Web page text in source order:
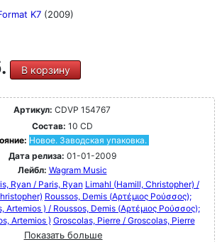
K7 (2009)
В корзину
Артикул: CDVP 154767
Состав: 10 CD
Новое. Заводская упаковка.
Дата релиза: 01-01-2009
Лейбл: Wagram Music
Ryan / Paris, Ryan Limahl (Hamill, Christopher) /
Roussos, Demis (Αρτέμιος Ρούσσος);
Artemios ) / Roussos, Demis (Αρτέμιος Ρούσσος);
Artemios ) Groscolas, Pierre / Groscolas, Pierre
Показать больше